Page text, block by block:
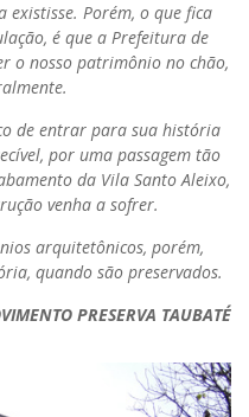
existisse. Porém, o que fica
é que a Prefeitura de
o nosso patrimônio no chão,
de entrar para sua história
por uma passagem tão
da Vila Santo Aleixo,
venha a sofrer.
arquitetônicos, porém,
quando são preservados.
PRESERVA TAUBATÉ